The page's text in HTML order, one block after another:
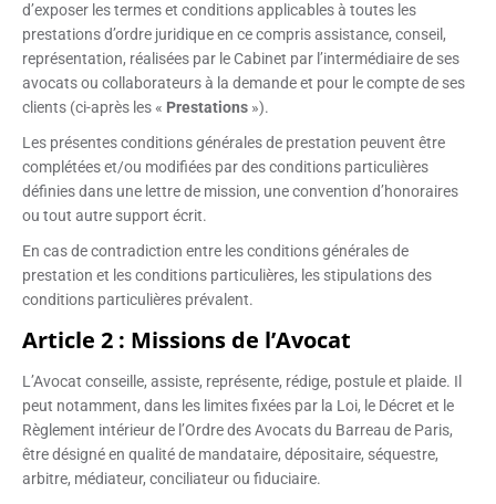
d’exposer les termes et conditions applicables à toutes les
prestations d’ordre juridique en ce compris assistance, conseil,
représentation, réalisées par le Cabinet par l’intermédiaire de ses
avocats ou collaborateurs à la demande et pour le compte de ses
clients (ci-après les « Prestations »).
Les présentes conditions générales de prestation peuvent être
complétées et/ou modifiées par des conditions particulières
définies dans une lettre de mission, une convention d’honoraires
ou tout autre support écrit.
En cas de contradiction entre les conditions générales de
prestation et les conditions particulières, les stipulations des
conditions particulières prévalent.
Article 2 : Missions de l’Avocat
L’Avocat conseille, assiste, représente, rédige, postule et plaide. Il
peut notamment, dans les limites fixées par la Loi, le Décret et le
Règlement intérieur de l’Ordre des Avocats du Barreau de Paris,
être désigné en qualité de mandataire, dépositaire, séquestre,
arbitre, médiateur, conciliateur ou fiduciaire.